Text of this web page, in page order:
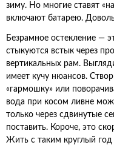
зиму. Но многие ставят
включают батарею.
Безрамное остекление —
стыкуются встык через
вертикальных рам.
имеет кучу нюансов.
«гармошку» или
вода при косом ливне
только через сдвинутые
поставить. Короче, это
Жить с таким круглый